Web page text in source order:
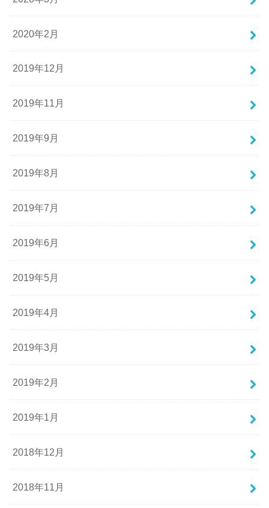
2020年2月
2019年12月
2019年11月
2019年9月
2019年8月
2019年7月
2019年6月
2019年5月
2019年4月
2019年3月
2019年2月
2019年1月
2018年12月
2018年11月